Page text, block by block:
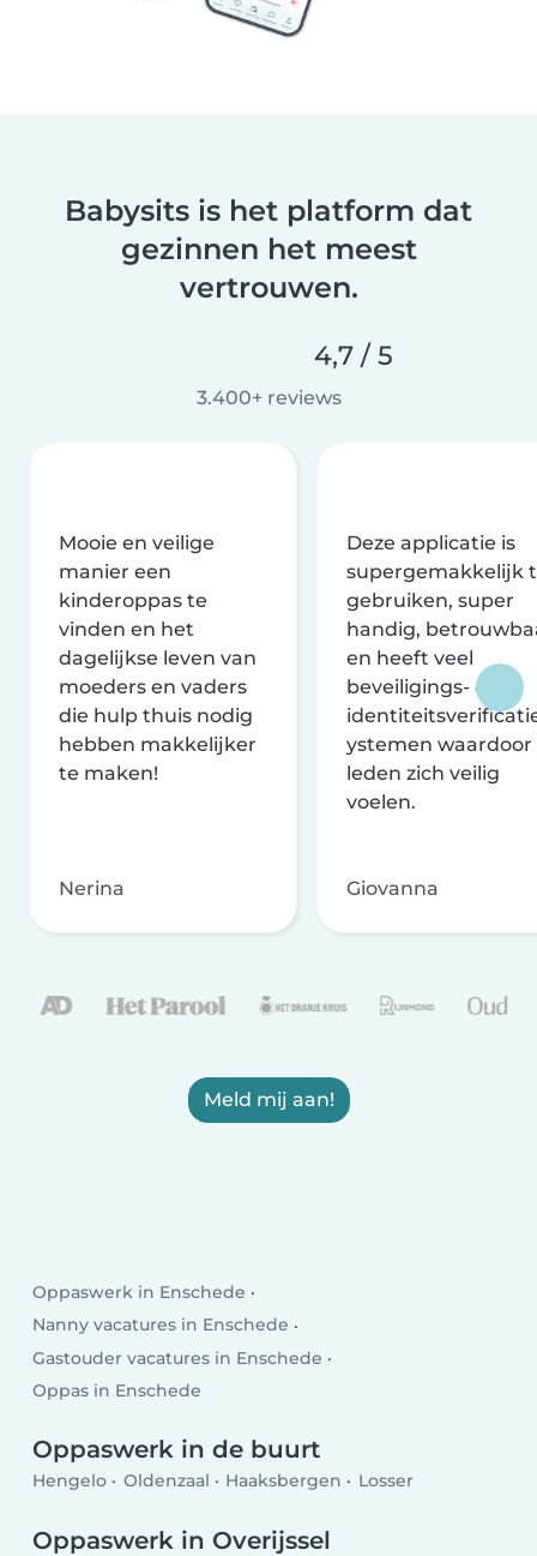
Babysits is het platform dat
gezinnen het meest
vertrouwen.
4,7 / 5
3.400+ reviews
Mooie en veilige
manier een
kinderoppas te
vinden en het
dagelijkse leven van
moeders en vaders
die hulp thuis nodig
hebben makkelijker
te maken!
Nerina
Deze applicatie is
supergemakkelijk
gebruiken, super
handig,
en heeft veel
beveiligings- en
ystemen waardoor
leden zich veilig
voelen.
Giovanna
Meld mij aan!
Oppaswerk in Enschede
Nanny vacatures in Enschede
Gastouder vacatures in Enschede
Oppas in Enschede
Oppaswerk in de buurt
Hengelo Oldenzaal Haaksbergen Losser
Oppaswerk in Overijssel